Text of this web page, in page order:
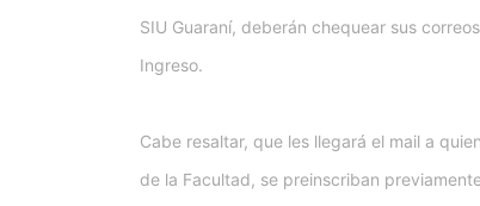
SIU Guaraní, deberán chequear sus
Ingreso.
Cabe resaltar, que les llegará el mail a
de la Facultad, se preinscriban